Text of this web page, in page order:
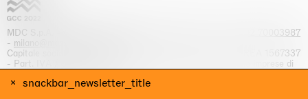
snackbar_newsletter_title
MDC S.p.A. -
+39 02 70003987
- milano@massimodecarlo.com
Capitale sociale interamente versato: EUR 1.514.762,00 – REA 1567337
- Part. IVA / C.F. 12584550151 - Iscrizione al Registro delle imprese di